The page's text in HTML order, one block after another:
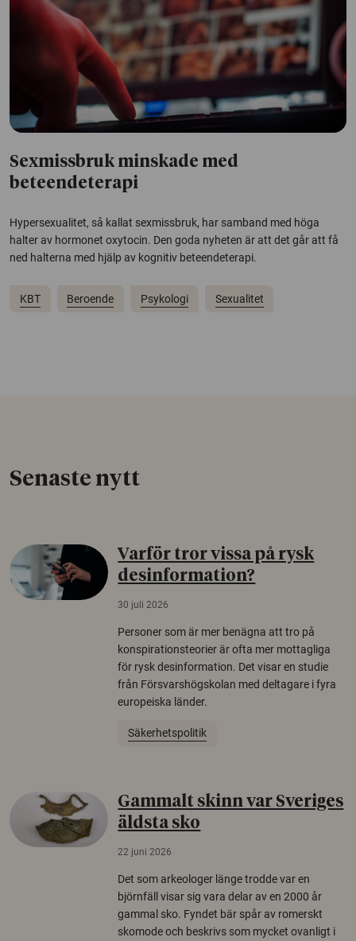
Sexmissbruk minskade med
beteendeterapi
Hypersexualitet, så kallat sexmissbruk, har samband med höga
halter av hormonet oxytocin. Den goda nyheten är att det går att få
ned halterna med hjälp av kognitiv beteendeterapi.
KBT Beroende Psykologi Sexualitet
Senaste nytt
Varför tror vissa på rysk
desinformation?
30 juli 2026
Personer som är mer benägna att tro på
konspirationsteorier är ofta mer mottagliga
för rysk desinformation. Det visar en studie
från Försvarshögskolan med deltagare i fyra
europeiska länder.
Säkerhetspolitik
Gammalt skinn var Sveriges
äldsta sko
22 juni 2026
Det som arkeologer länge trodde var en
björnfäll visar sig vara delar av en 2000 år
gammal sko. Fyndet bär spår av romerskt
skomode och beskrivs som mycket ovanligt i